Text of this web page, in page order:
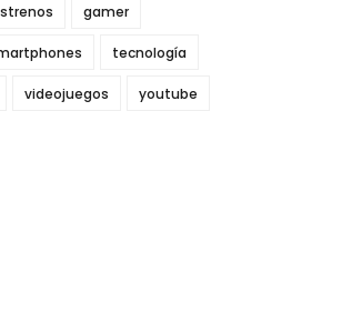
gamer
tecnología
videojuegos youtube